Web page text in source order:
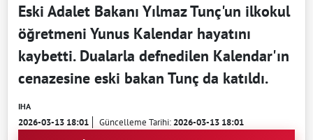
Eski Adalet Bakanı Yılmaz Tunç'un ilkokul
öğretmeni Yunus Kalendar hayatını
kaybetti. Dualarla defnedilen Kalendar'ın
cenazesine eski bakan Tunç da katıldı.
IHA
2026-03-13 18:01 Güncelleme Tarihi:2026-03-13 18:01